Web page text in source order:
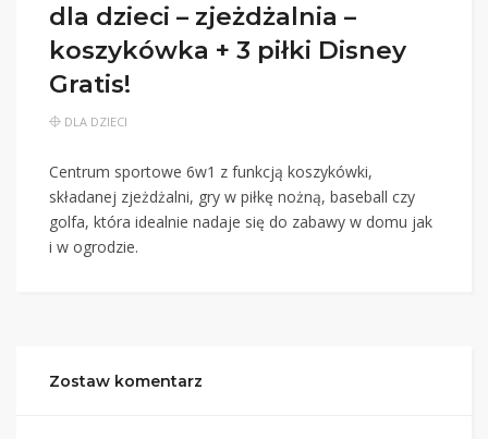
dla dzieci – zjeżdżalnia –
koszykówka + 3 piłki Disney
Gratis!
DLA DZIECI
Centrum sportowe 6w1 z funkcją koszykówki,
składanej zjeżdżalni, gry w piłkę nożną, baseball czy
golfa, która idealnie nadaje się do zabawy w domu jak
i w ogrodzie.
Zostaw komentarz